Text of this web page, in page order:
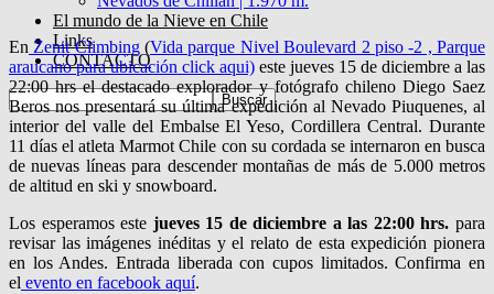
El mundo de la Nieve en Chile
Links
CONTACTO
En Zenit Climbing(Vida parque Nivel Boulevard 2 piso -2 , Parque
araucano para ubicación click aqui) este jueves 15 de diciembre a las
22:00 hrs el destacado explorador y fotógrafo chileno Diego Saez
Beros nos presentará su última expedición al Nevado Piuquenes, al
interior del valle del Embalse El Yeso, Cordillera Central. Durante
11 días el atleta Marmot Chile con su cordada se internaron en busca
de nuevas líneas para descender montañas de más de 5.000 metros
de altitud en ski y snowboard.
Los esperamos este jueves 15 de diciembre a las 22:00 hrs. para
revisar las imágenes inéditas y el relato de esta expedición pionera
en los Andes. Entrada liberada con cupos limitados. Confirma en
el evento en facebook aquí.